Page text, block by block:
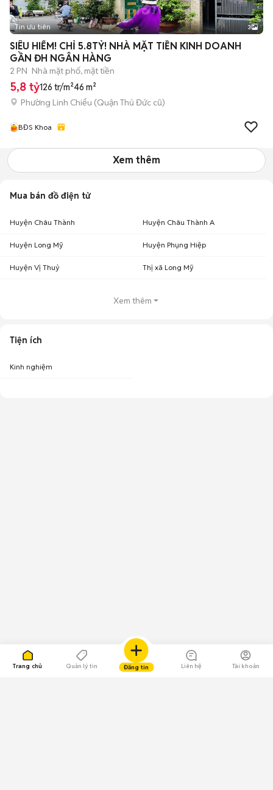
Trang chủ Quản lý tin Đăng tin Liên hệ Tài khoản
Tin ưu tiên 3
SIÊU HIẾM! CHỈ 5.8TỶ! NHÀ MẶT TIỀN KINH DOANH
GẦN ĐH NGÂN HÀNG
2 PN Nhà mặt phố, mặt tiền
5,8 tỷ126 tr/m²46 m²
Phường Linh Chiểu (Quận Thủ Đức cũ)
BĐS Khoa
Xem thêm
Mua bán đồ điện tử
Huyện Châu Thành Huyện Châu Thành A
Huyện Long Mỹ Huyện Phụng Hiệp
Huyện Vị Thuỷ Thị xã Long Mỹ
Xem thêm
Tiện ích
Kinh nghiệm